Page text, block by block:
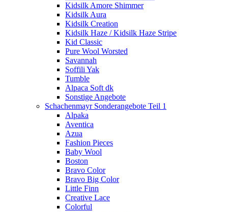
Kidsilk Amore Shimmer
Kidsilk Aura
Kidsilk Creation
Kidsilk Haze / Kidsilk Haze Stripe
Kid Classic
Pure Wool Worsted
Savannah
Soffili Yak
Tumble
Alpaca Soft dk
Sonstige Angebote
Schachenmayr Sonderangebote Teil 1
Alpaka
Aventica
Azua
Fashion Pieces
Baby Wool
Boston
Bravo Color
Bravo Big Color
Little Finn
Creative Lace
Colorful